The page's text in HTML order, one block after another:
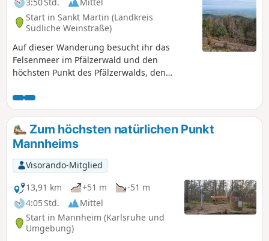
3:50 Std.
Mittel
Start in Sankt Martin (Landkreis
Südliche Weinstraße)
Auf dieser Wanderung besucht ihr das
Felsenmeer im Pfälzerwald und den
höchsten Punkt des Pfälzerwalds, den
Lokal mit Biergarten einkehren und euch
stärken. Das Felsenmeer ist ein beliebtes
Boulder-Eldorado für Sportkletterer. Die hier
beschriebene Wanderung erfordert aber
keine Klettererfahrung und ist für jeden
Wanderer gut zu bewältigen.
Zum höchsten natürlichen Punkt
Mannheims
Visorando-Mitglied
13,91 km
+51 m
-51 m
4:05 Std.
Mittel
Start in Mannheim (Karlsruhe und
Umgebung)